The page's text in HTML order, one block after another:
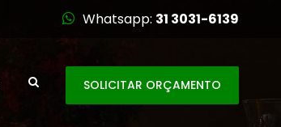
Whatsapp: 31 3031-6139
SOLICITAR ORÇAMENTO